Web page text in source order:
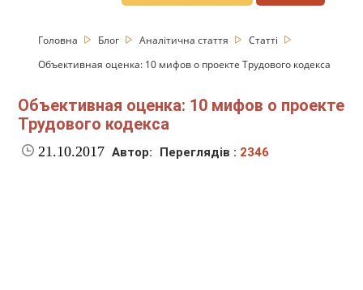
Головна Блог Аналітична стаття
Статті
Объективная оценка: 10 мифов о проекте Трудового кодекса
Объективная оценка: 10 мифов о проекте
Трудового кодекса
21.10.2017 Автор: Переглядів : 2346